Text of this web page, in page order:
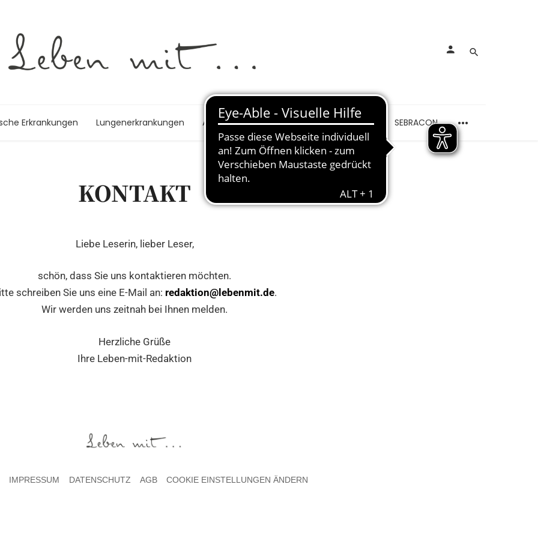
Erkrankungen Lungenerkrankungen Autoimmunerkrankungen Schmerzen SEBRACON
KONTAKT
Liebe Leserin, lieber Leser,
schön, dass Sie uns kontaktieren möchten.
schreiben Sie uns eine E-Mail an: redaktion@lebenmit.de.
Wir werden uns zeitnah bei Ihnen melden.
Herzliche Grüße
Ihre Leben-mit-Redaktion
IMPRESSUM DATENSCHUTZ AGB COOKIE EINSTELLUNGEN ÄNDERN